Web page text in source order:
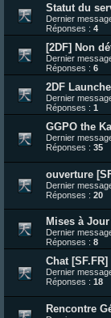
Statut du
Dernier
Réponses : 4
[2DF] Non
Dernier
Réponses : 6
2DF
Dernier
Réponses : 1
GGPO the
Dernier
Réponses : 35
ouverture
Dernier
Réponses : 20
Mises à Jour
Dernier
Réponses : 8
Chat [SF.FR]
Dernier
Réponses : 18
Rencontre